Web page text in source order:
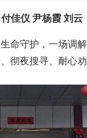
佳仪 尹杨霞 刘云
命守护，一场调
彻夜搜寻、耐心